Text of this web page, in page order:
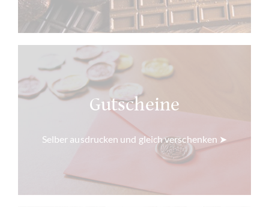
Gutscheine
Selber ausdrucken und gleich verschenken ➤